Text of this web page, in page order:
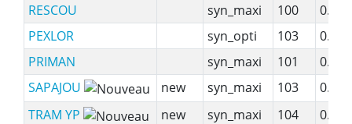
RESCOU
syn_maxi 100
0.88
PEXLOR
syn_opti 103
0.92
PRIMAN
syn_maxi 101
0.96
SAPAJOU
new syn_maxi 103
0.85
TRAM YP
new syn_maxi 104
0.86